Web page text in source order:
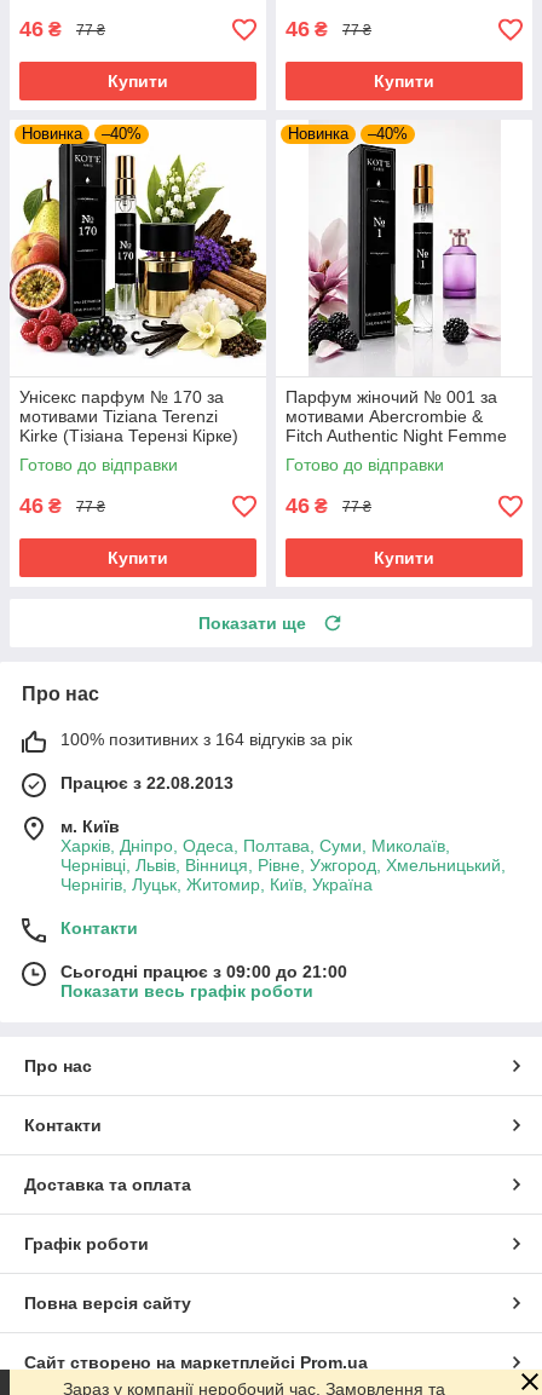
46 ₴ 77 ₴
Купити
46 ₴ 77 ₴
Купити
Новинка –40%
Унісекс парфум № 170 за
мотивами Tiziana Terenzi
Kirke (Тізіана Терензі Кірке)
12 мл. ОПТ
Готово до відправки
46 ₴ 77 ₴
Купити
Новинка –40%
Парфум жіночий № 001 за
мотивами Abercrombie &
Fitch Authentic Night Femme
(Аберкромбі Фітч Футентік
Найт) 12 мл
Готово до відправки
46 ₴ 77 ₴
Купити
Показати ще
Про нас
100% позитивних з 164 відгуків за рік
Працює з 22.08.2013
м. Київ
Харків, Дніпро, Одеса, Полтава, Суми, Миколаїв,
Чернівці, Львів, Вінниця, Рівне, Ужгород, Хмельницький,
Чернігів, Луцьк, Житомир, Київ, Україна
Контакти
Сьогодні працює з 09:00 до 21:00
Показати весь графік роботи
Про нас
Контакти
Доставка та оплата
Графік роботи
Повна версія сайту
Сайт створено на маркетплейсі Prom.ua
Зараз у компанії неробочий час. Замовлення та